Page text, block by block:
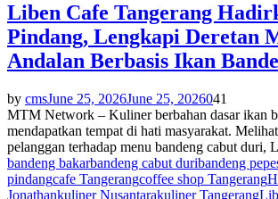
Liben Cafe Tangerang
Pindang, Lengkapi Deretan
Andalan Berbasis Ikan
by cmsJune 25, 2026June 25, 2026041
MTM Network – Kuliner berbahan dasar ikan
mendapatkan tempat di hati masyarakat.
pelanggan terhadap menu bandeng cabut duri,
bandeng bakarbandeng cabut duribandeng
pindangcafe Tangerangcoffee shop Tangerang
Jonathankuliner Nusantarakuliner Tangerang